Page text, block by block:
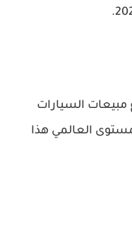
السيارات
العالمي هذا